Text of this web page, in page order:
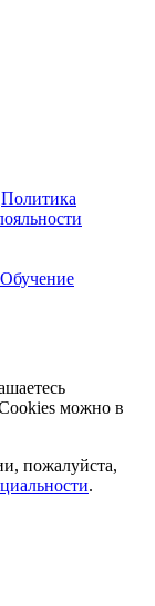
Политика
Обучение
можно в
пожалуйста,
.